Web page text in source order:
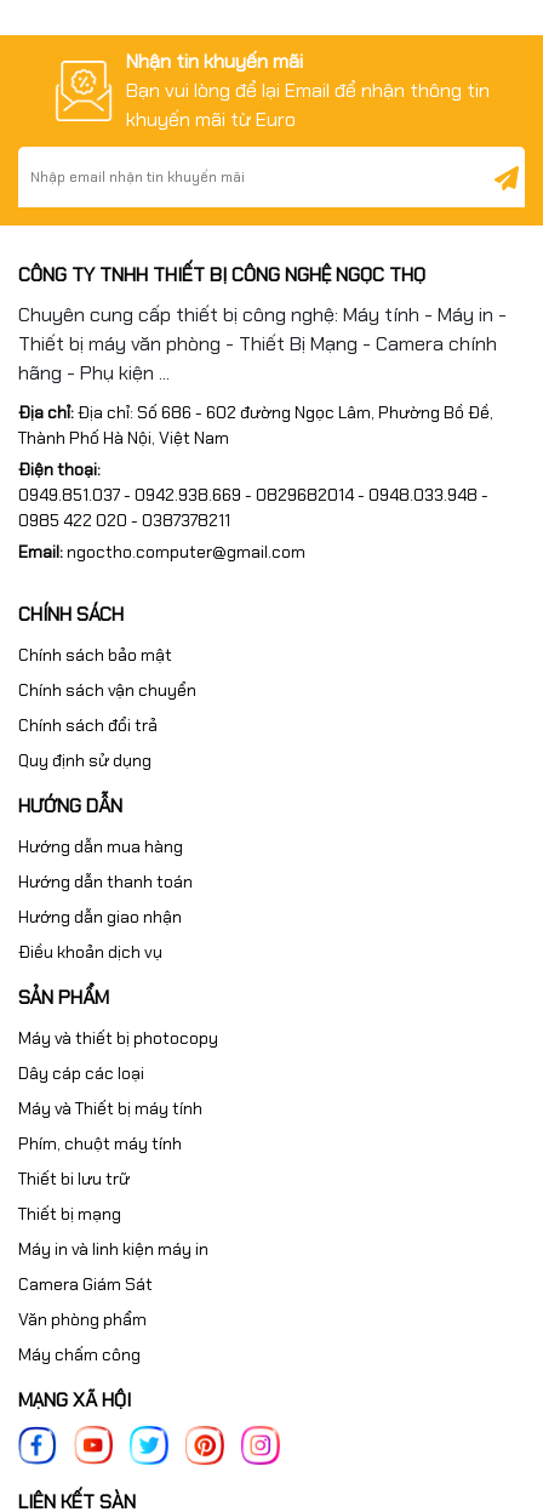
Nhận tin khuyến mãi
Bạn vui lòng để lại Email để nhận thông tin
khuyến mãi từ Euro
CÔNG TY TNHH THIẾT BỊ CÔNG NGHỆ NGỌC THỌ
Chuyên cung cấp thiết bị công nghệ: Máy tính - Máy in -
Thiết bị máy văn phòng - Thiết Bị Mạng - Camera chính
hãng - Phụ kiện ...
Địa chỉ:Địa chỉ: Số 686 - 602 đường Ngọc Lâm, Phường Bồ Đề,
Thành Phố Hà Nội, Việt Nam
Điện thoại:
0949.851.037 - 0942.938.669 - 0829682014 - 0948.033.948 -
0985 422 020 - 0387378211
Email:ngoctho.computer@gmail.com
CHÍNH SÁCH
Chính sách bảo mật
Chính sách vận chuyển
Chính sách đổi trả
Quy định sử dụng
HƯỚNG DẪN
Hướng dẫn mua hàng
Hướng dẫn thanh toán
Hướng dẫn giao nhận
Điều khoản dịch vụ
SẢN PHẨM
Máy và thiết bị photocopy
Dây cáp các loại
Máy và Thiết bị máy tính
Phím, chuột máy tính
Thiết bi lưu trữ
Thiết bị mạng
Máy in và linh kiện máy in
Camera Giám Sát
Văn phòng phẩm
Máy chấm công
MẠNG XÃ HỘI
LIÊN KẾT SÀN